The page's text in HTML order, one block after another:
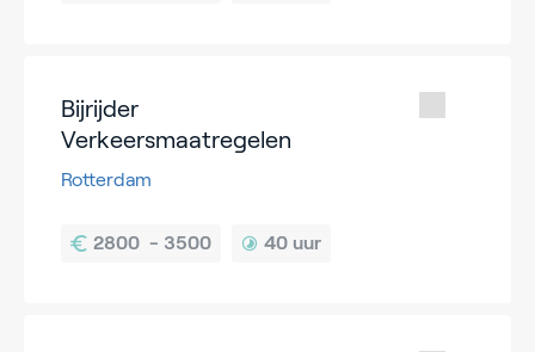
Bijrijder
Verkeersmaatregelen
Rotterdam
40 uur